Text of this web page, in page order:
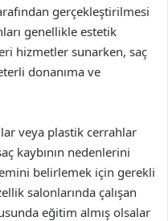
gerçekleştirilmesi
genellikle estetik
hizmetler sunarken, saç
donanıma ve
veya plastik cerrahlar
kaybının nedenlerini
belirlemek için gerekli
salonlarında çalışan
eğitim almış olsalar